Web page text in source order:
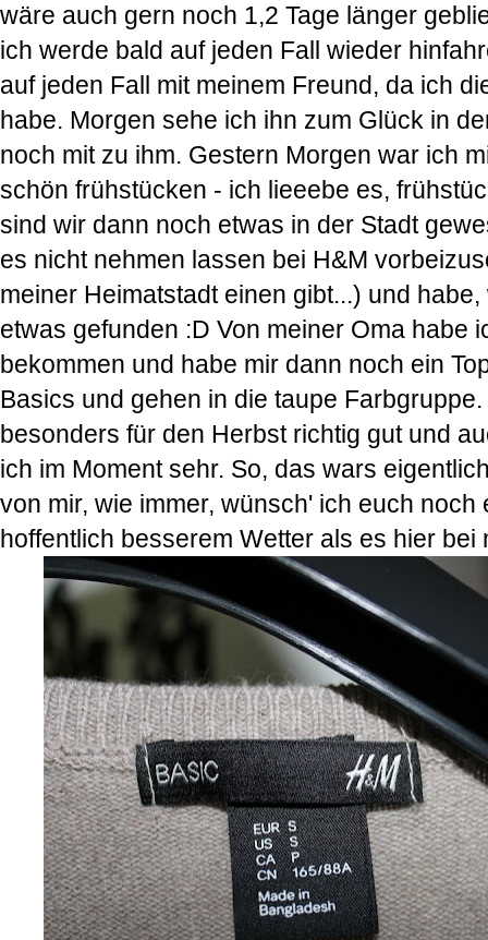
wäre auch gern noch 1,2 Tage länger
ich werde bald auf jeden Fall wieder
auf jeden Fall mit meinem Freund, da ich
habe. Morgen sehe ich ihn zum Glück in
noch mit zu ihm. Gestern Morgen war ich
schön frühstücken - ich lieeebe es,
sind wir dann noch etwas in der Stadt
es nicht nehmen lassen bei H&M
meiner Heimatstadt einen gibt...) und
etwas gefunden :D Von meiner Oma habe
bekommen und habe mir dann noch ein
Basics und gehen in die taupe
besonders für den Herbst richtig gut und
ich im Moment sehr. So, das wars
von mir, wie immer, wünsch' ich euch noch
hoffentlich besserem Wetter als es hier bei